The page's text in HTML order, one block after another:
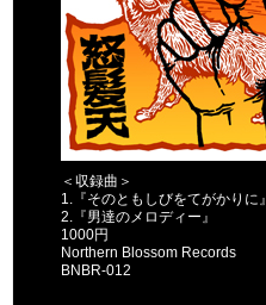
＜収録曲＞
1.『そのともしびをてがかりに』
2.『男達のメロディー』
1000円
Northern Blossom Records
BNBR-012